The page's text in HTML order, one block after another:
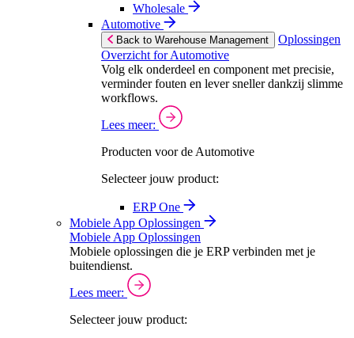
Wholesale
Automotive
Back to Warehouse Management
Oplossingen
Overzicht for Automotive
Volg elk onderdeel en component met precisie,
verminder fouten en lever sneller dankzij slimme
workflows.
Lees meer:
Producten voor de Automotive
Selecteer jouw product:
ERP One
Mobiele App Oplossingen
Mobiele App Oplossingen
Mobiele oplossingen die je ERP verbinden met je
buitendienst.
Lees meer:
Selecteer jouw product: